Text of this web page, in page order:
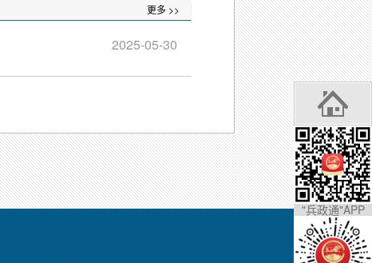
更多 >>
2025-05-30
"兵政通"APP